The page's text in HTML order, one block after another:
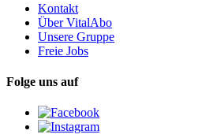
Kontakt
Über VitalAbo
Unsere Gruppe
Freie Jobs
Folge uns auf